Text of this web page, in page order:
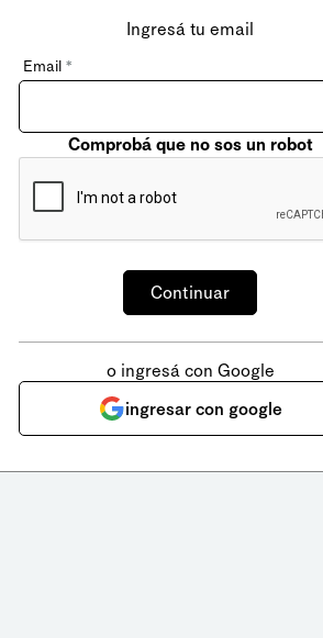
Ingresá tu email
Email *
Comprobá que no sos un robot
o ingresá con Google
ingresar con google